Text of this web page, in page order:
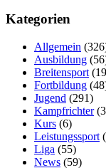
Kategorien
Allgemein
Ausbildung
Breitensport
Fortbildung
Jugend (291)
Kampfrichter
Kurs (6)
Leistungssport
Liga (55)
News (59)